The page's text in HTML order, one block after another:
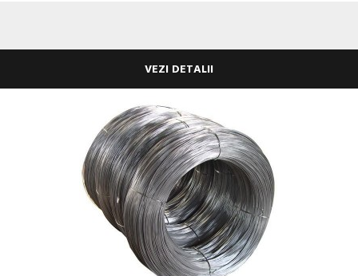
VEZI DETALII